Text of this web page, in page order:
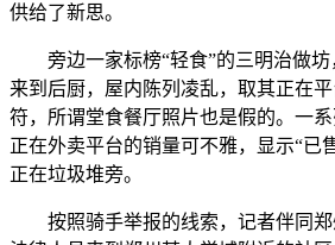
供给了新思。
旁边一家标榜“轻食”的三明治做坊
来到后厨，屋内陈列凌乱，取其正在
符，所谓堂食餐厅照片也是假的。一
正在外卖平台的销量可不雅，显示“已
正在垃圾堆旁。
按照骑手举报的线索，记者伴同郑